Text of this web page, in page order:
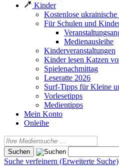
Kinder
Kostenlose
Für Schulen und
Medienausleihe
Kinderveranstaltungen
Kinder lesen Katzen
Spielenachmittag
Leseratte 2026
Surf-Tipps für Kleine
Vorlesetipps
Medientipps
Mein Konto
Onleihe
Suche verfeinern (Erweiterte Suche)